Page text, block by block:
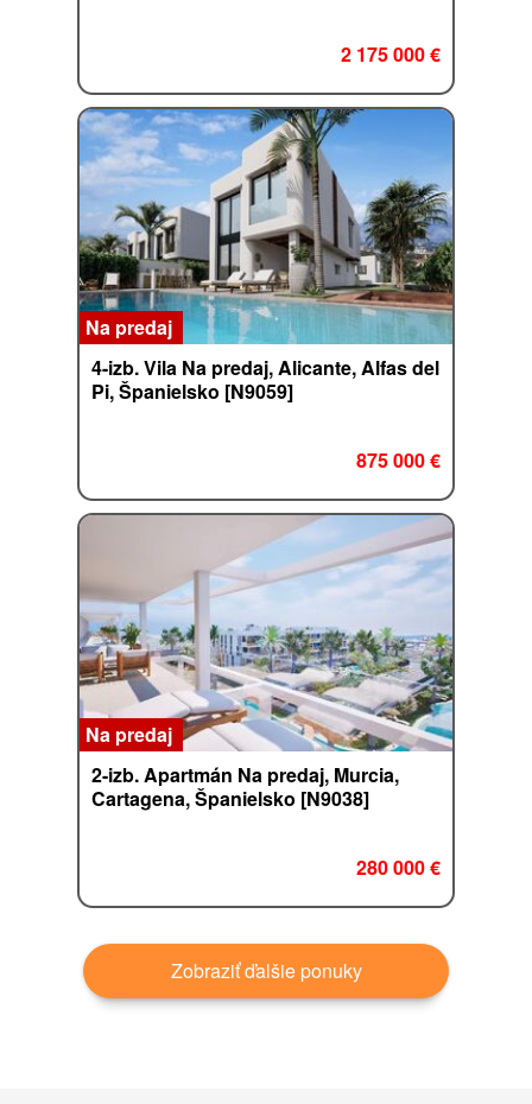
2 175 000 €
Na predaj
4-izb. Vila Na predaj, Alicante, Alfas del
Pi, Španielsko [N9059]
875 000 €
Na predaj
2-izb. Apartmán Na predaj, Murcia,
Cartagena, Španielsko [N9038]
280 000 €
Zobraziť ďalšie ponuky